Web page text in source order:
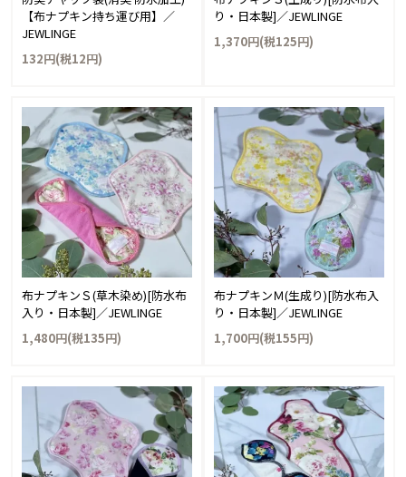
【布ナプキン持ち運び用】／
JEWLINGE
132円(税12円)
り・日本製]／JEWLINGE
1,370円(税125円)
布ナプキンＳ(草木染め)[防水布
入り・日本製]／JEWLINGE
1,480円(税135円)
布ナプキンＭ(生成り)[防水布入
り・日本製]／JEWLINGE
1,700円(税155円)